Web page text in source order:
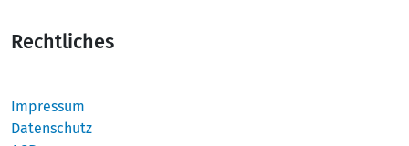
Rechtliches
Impressum
Datenschutz